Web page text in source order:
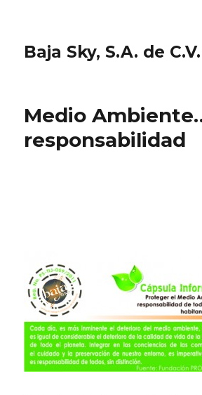
Baja Sky, S.A. de C.V.
Medio
responsabilidad